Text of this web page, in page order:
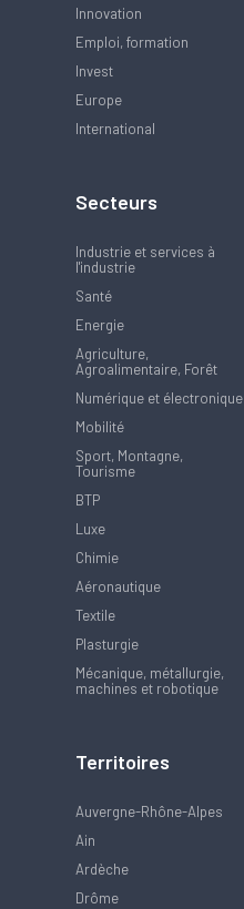
Innovation
Emploi, formation
Invest
Europe
International
Secteurs
Industrie et services à
l'industrie
Santé
Energie
Agriculture,
Agroalimentaire, Forêt
Numérique et électronique
Mobilité
Sport, Montagne,
Tourisme
BTP
Luxe
Chimie
Aéronautique
Textile
Plasturgie
Mécanique, métallurgie,
machines et robotique
Territoires
Auvergne-Rhône-Alpes
Ain
Ardèche
Drôme